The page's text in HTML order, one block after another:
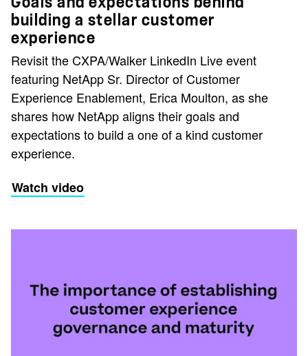
building a stellar customer
experience
Revisit the CXPA/Walker LinkedIn Live event
featuring NetApp Sr. Director of Customer
Experience Enablement, Erica Moulton, as she
shares how NetApp aligns their goals and
expectations to build a one of a kind customer
experience.
Watch video